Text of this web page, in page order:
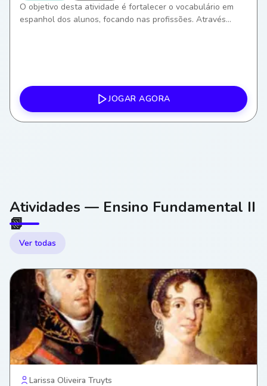
O objetivo desta atividade é fortalecer o vocabulário em
espanhol dos alunos, focando nas profissões. Através
JOGAR AGORA
Atividades — Ensino Fundamental II
📗
Ver todas
Larissa Oliveira Truyts